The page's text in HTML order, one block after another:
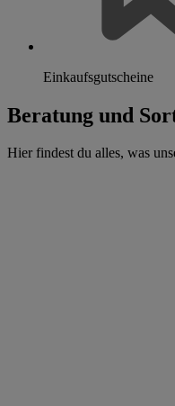
Einkaufsgutscheine
Beratung und
Hier findest du alles, was